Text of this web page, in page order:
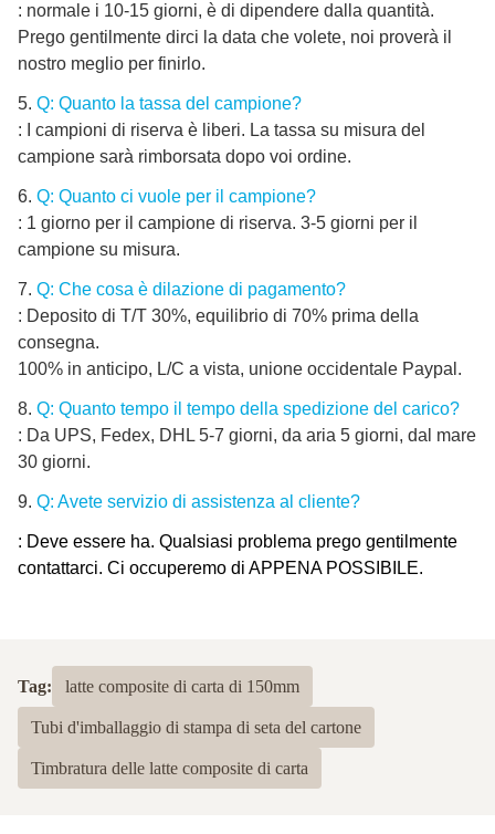
: normale i 10-15 giorni, è di dipendere dalla quantità.
Prego gentilmente dirci la data che volete, noi proverà il
nostro meglio per finirlo.
5. Q: Quanto la tassa del campione?
: I campioni di riserva è liberi. La tassa su misura del
campione sarà rimborsata dopo voi ordine.
6. Q: Quanto ci vuole per il campione?
: 1 giorno per il campione di riserva. 3-5 giorni per il
campione su misura.
7. Q: Che cosa è dilazione di pagamento?
: Deposito di T/T 30%, equilibrio di 70% prima della
consegna.
100% in anticipo, L/C a vista, unione occidentale Paypal.
8. Q: Quanto tempo il tempo della spedizione del carico?
: Da UPS, Fedex, DHL 5-7 giorni, da aria 5 giorni, dal mare
30 giorni.
9. Q: Avete servizio di assistenza al cliente?
: Deve essere ha. Qualsiasi problema prego gentilmente
contattarci. Ci occuperemo di APPENA POSSIBILE.
Tag: latte composite di carta di 150mm
Tubi d'imballaggio di stampa di seta del cartone
Timbratura delle latte composite di carta